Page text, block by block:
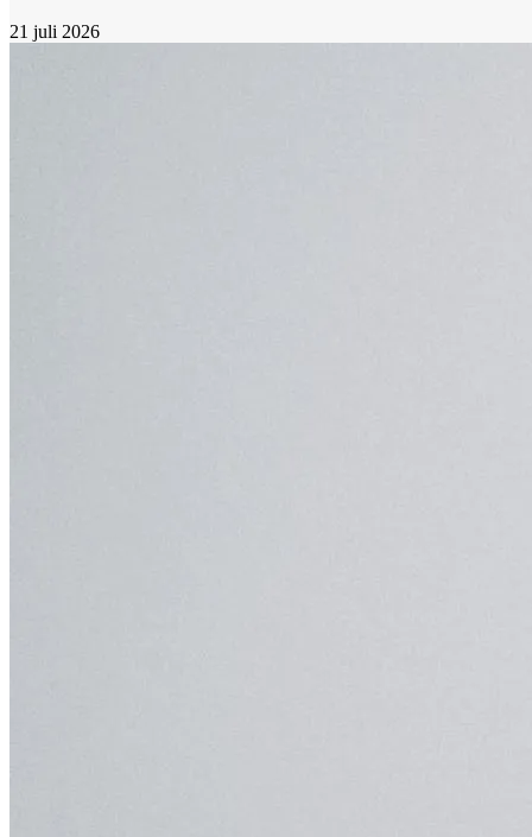
21 juli 2026